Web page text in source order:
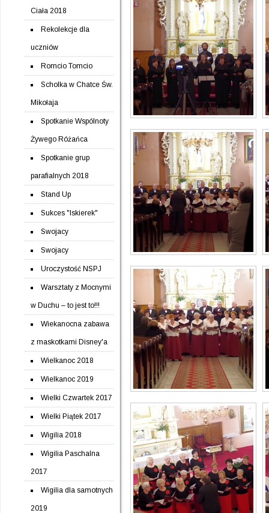
Ciała 2018
Rekolekcje dla
uczniów
Romcio Tomcio
Scholka w Chatce Św.
Mikołaja
Spotkanie Wspólnoty
Żywego Różańca
Spotkanie grup
parafialnych 2018
Stand Up
Sukces "Iskierek"
Swojacy
Swojacy
Uroczystość NSPJ
Warsztaty z Mocnymi
w Duchu – to jest to!!!
Wiekanocna zabawa
z maskotkami Disney'a
Wielkanoc 2018
Wielkanoc 2019
Wielki Czwartek 2017
Wielki Piątek 2017
Wigilia 2018
Wigilia Paschalna
2017
Wigilia dla samotnych
2019